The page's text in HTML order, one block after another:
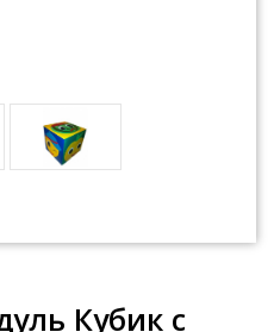
Кубик с